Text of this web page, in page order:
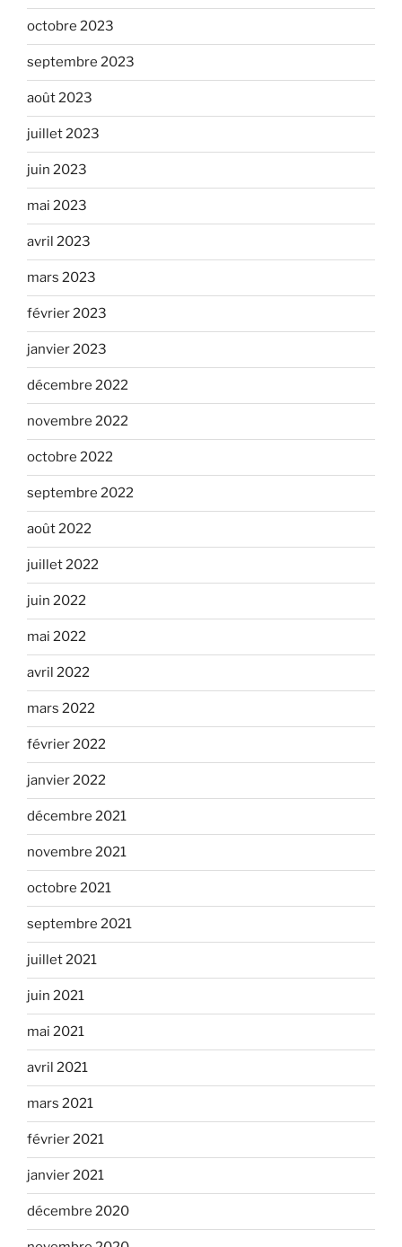
octobre 2023
septembre 2023
août 2023
juillet 2023
juin 2023
mai 2023
avril 2023
mars 2023
février 2023
janvier 2023
décembre 2022
novembre 2022
octobre 2022
septembre 2022
août 2022
juillet 2022
juin 2022
mai 2022
avril 2022
mars 2022
février 2022
janvier 2022
décembre 2021
novembre 2021
octobre 2021
septembre 2021
juillet 2021
juin 2021
mai 2021
avril 2021
mars 2021
février 2021
janvier 2021
décembre 2020